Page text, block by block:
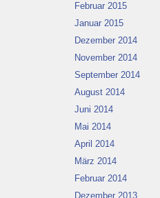
Februar 2015
Januar 2015
Dezember 2014
November 2014
September 2014
August 2014
Juni 2014
Mai 2014
April 2014
März 2014
Februar 2014
Dezember 2013